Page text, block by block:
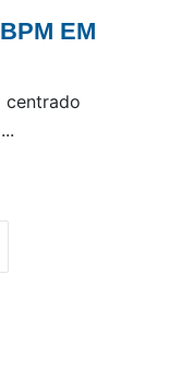
EM
centrado